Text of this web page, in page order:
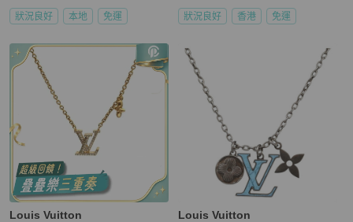
狀況良好 本地 免運 狀況良好 香港 免運
Louis Vuitton Louis Vuitton